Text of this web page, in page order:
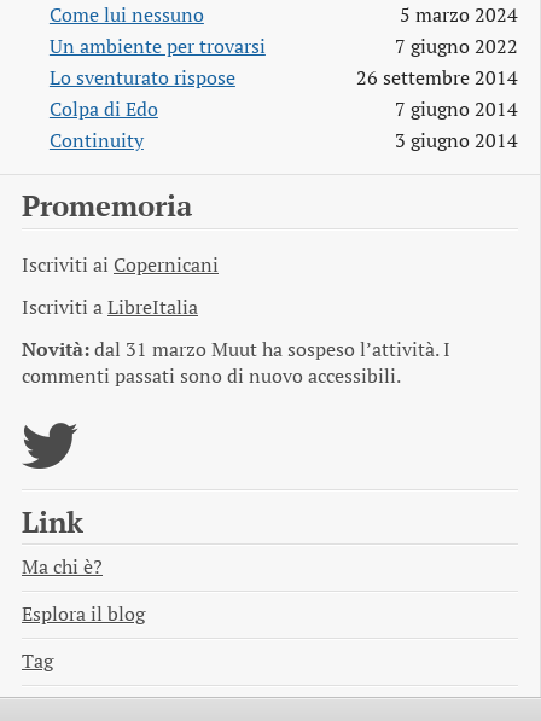
Come lui nessuno
5 marzo 2024
Un ambiente per trovarsi
7 giugno 2022
Lo sventurato rispose
26 settembre 2014
Colpa di Edo
7 giugno 2014
Continuity
3 giugno 2014
Promemoria
Iscriviti ai Copernicani
Iscriviti aLibreItalia
Novità:dal 31 marzo Muut ha sospeso l’attività. I
commenti passati sono di nuovo accessibili.
Link
Ma chi è?
Esplora il blog
Tag